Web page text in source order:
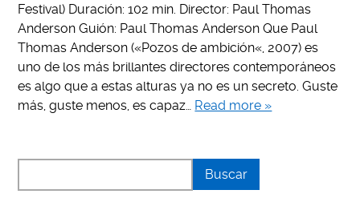
Festival) Duración: 102 min. Director: Paul Thomas
Anderson Guión: Paul Thomas Anderson Que Paul
Thomas Anderson («Pozos de ambición«, 2007) es
uno de los más brillantes directores contemporáneos
es algo que a estas alturas ya no es un secreto. Guste
más, guste menos, es capaz… Read more »